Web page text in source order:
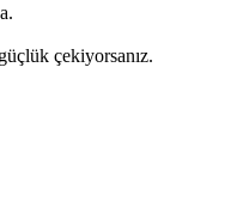
çekiyorsanız.